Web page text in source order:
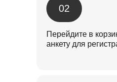
Перейдите в
анкету для
02